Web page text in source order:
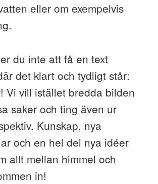
eller om exempelvis
du inte att få en text
det klart och tydligt står:
Vi vill istället bredda bilden
saker och ting även ur
Kunskap, nya
och en hel del nya idéer
allt mellan himmel och
in!